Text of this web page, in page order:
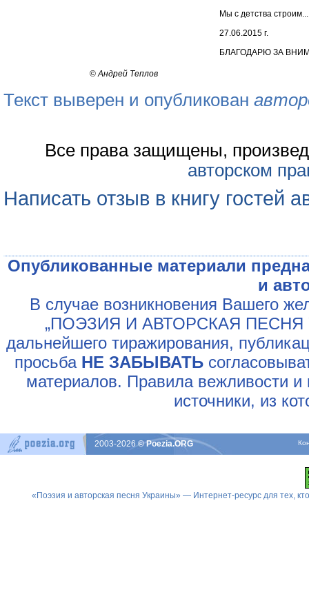
Мы с детства
27.06.2015 г.
БЛАГОДАРЮ ЗА
©Андрей Теплов
Текст выверен и опубликован
Все права защищены,
авторском
Написать отзыв в книгу гостей
Опубликованные материали
и
В случае возникновения Вашего
„ПОЭЗИЯ И АВТОРСКАЯ ПЕСНЯ
дальнейшего тиражирования,
просьба НЕ ЗАБЫВАТЬ
материалов. Правила вежливости и
источники, из
2003-2026© Poezia.ORG
«Поэзия и авторская песня Украины» — Интернет-ресурс для тех,